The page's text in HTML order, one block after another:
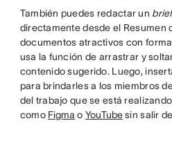
También puedes redactar un brief
directamente desde el Resumen
documentos atractivos con
usa la función de arrastrar y
contenido sugerido. Luego,
para brindarles a los miembros
del trabajo que se está
como Figma o YouTubesin salir